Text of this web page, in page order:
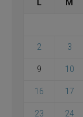
L M
2 3
9 10
16 17
23 24